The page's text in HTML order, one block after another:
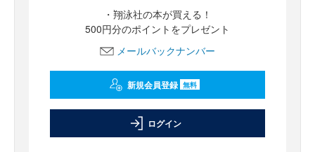
・翔泳社の本が買える！
500円分のポイントをプレゼント
メールバックナンバー
新規会員登録 無料
ログイン